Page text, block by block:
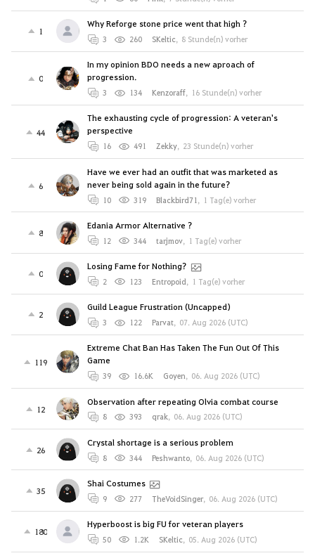
1
Why Reforge stone price went that high ?
3 260 SKeltic, 8 Stunde(n) vorher
0
In my opinion BDO needs a new aproach of
progression.
3 134 Kenzoraff, 16 Stunde(n) vorher
44
The exhausting cycle of progression: A veteran's
perspective
16 491 Zekky, 23 Stunde(n) vorher
6
Have we ever had an outfit that was marketed as
never being sold again in the future?
10 319 Blackbird71 , 1 Tag(e) vorher
8
Edania Armor Alternative ?
12 344 tarjmov, 1 Tag(e) vorher
0
Losing Fame for Nothing?
2 123 Entropoid, 1 Tag(e) vorher
2
Guild League Frustration (Uncapped)
3 122 Parvat, 07. Aug 2026 (UTC)
119
Extreme Chat Ban Has Taken The Fun Out Of This
Game
39 16.6K Goyen, 06. Aug 2026 (UTC)
12
Observation after repeating Olvia combat course
8 393 qrak, 06. Aug 2026 (UTC)
26
Crystal shortage is a serious problem
8 344 Peshwanto, 06. Aug 2026 (UTC)
35
Shai Costumes
9 277 TheVoidSinger, 06. Aug 2026 (UTC)
180
Hyperboost is big FU for veteran players
50 1.2K SKeltic, 05. Aug 2026 (UTC)